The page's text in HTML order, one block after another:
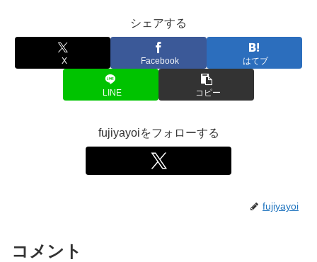
シェアする
X Facebook はてブ
LINE コピー
fujiyayoiをフォローする
fujiyayoi
コメント